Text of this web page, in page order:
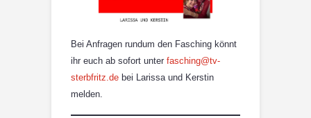
Bei Anfragen rundum den Fasching könnt
ihr euch ab sofort unter fasching@tv-
sterbfritz.de bei Larissa und Kerstin
melden.